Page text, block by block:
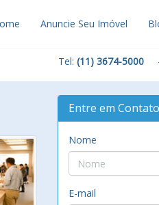
Anuncie Seu Imóvel
Tel: (11) 3674-5000 -
Entre em Contato
Nome
E-mail